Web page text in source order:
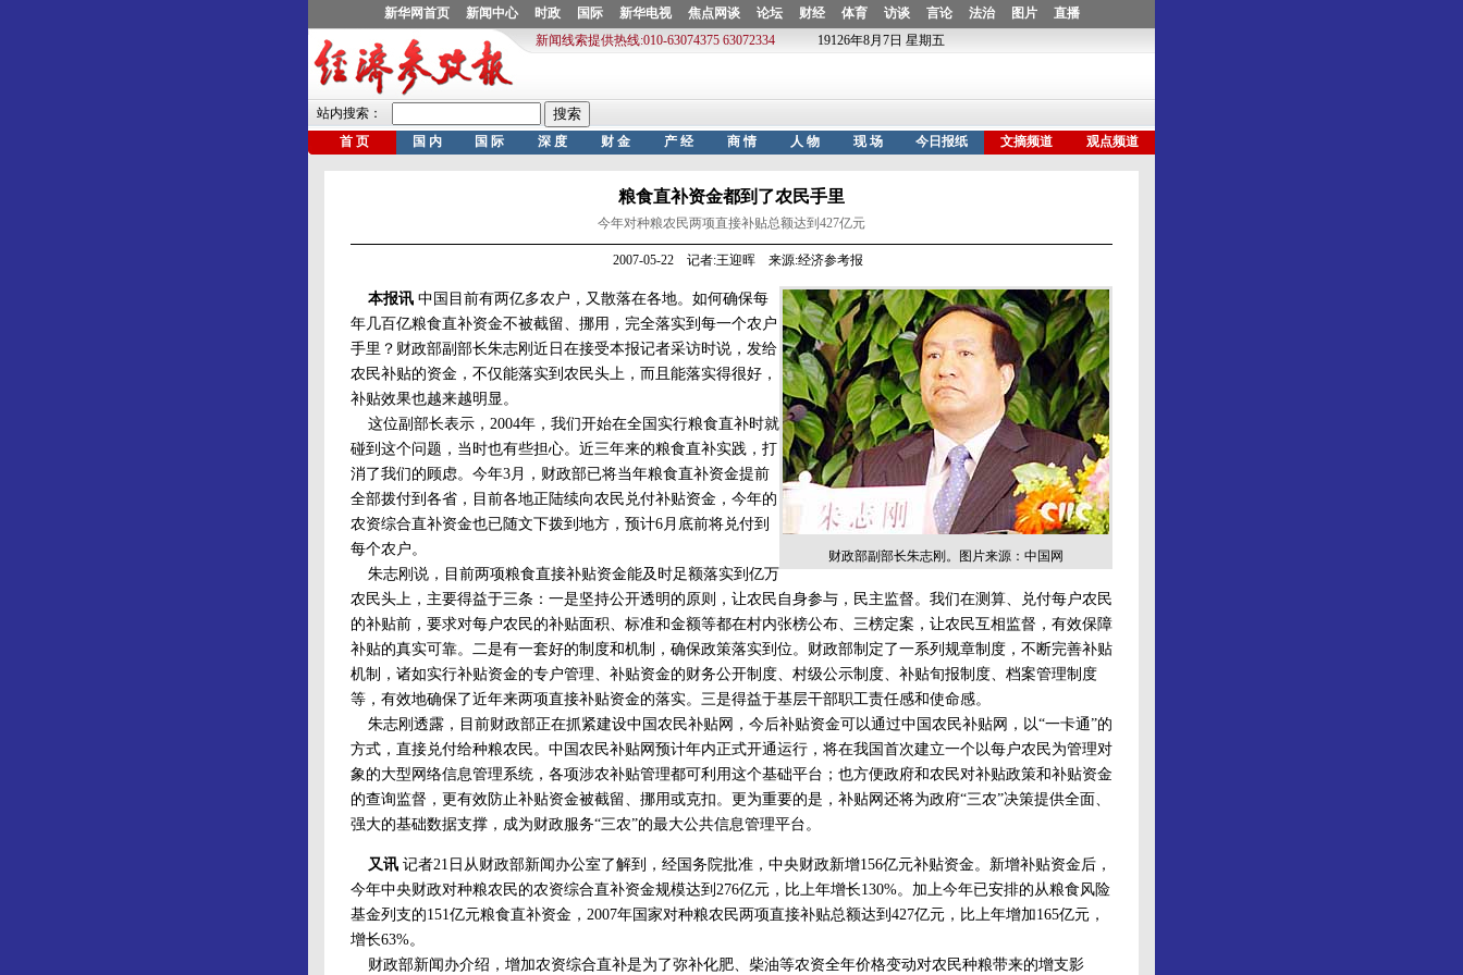
粮食直补资金都到了农民手里
今年对种粮农民两项直接补贴总额达到427亿元
2007-05-22 记者:王迎晖 来源:经济参考报
财政部副部长朱志刚。图片来源：中国网
本报讯 中国目前有两亿多农户，又散落在各地。如何确保每
年几百亿粮食直补资金不被截留、挪用，完全落实到每一个农户
手里？财政部副部长朱志刚近日在接受本报记者采访时说，发给
农民补贴的资金，不仅能落实到农民头上，而且能落实得很好，
补贴效果也越来越明显。
这位副部长表示，2004年，我们开始在全国实行粮食直补时就
碰到这个问题，当时也有些担心。近三年来的粮食直补实践，打
消了我们的顾虑。今年3月，财政部已将当年粮食直补资金提前
全部拨付到各省，目前各地正陆续向农民兑付补贴资金，今年的
农资综合直补资金也已随文下拨到地方，预计6月底前将兑付到
每个农户。
朱志刚说，目前两项粮食直接补贴资金能及时足额落实到亿万
农民头上，主要得益于三条：一是坚持公开透明的原则，让农民自身参与，民主监督。我们在测算、兑付每户农民
的补贴前，要求对每户农民的补贴面积、标准和金额等都在村内张榜公布、三榜定案，让农民互相监督，有效保障
补贴的真实可靠。二是有一套好的制度和机制，确保政策落实到位。财政部制定了一系列规章制度，不断完善补贴
机制，诸如实行补贴资金的专户管理、补贴资金的财务公开制度、村级公示制度、补贴旬报制度、档案管理制度
等，有效地确保了近年来两项直接补贴资金的落实。三是得益于基层干部职工责任感和使命感。
朱志刚透露，目前财政部正在抓紧建设中国农民补贴网，今后补贴资金可以通过中国农民补贴网，以“一卡通”的
方式，直接兑付给种粮农民。中国农民补贴网预计年内正式开通运行，将在我国首次建立一个以每户农民为管理对
象的大型网络信息管理系统，各项涉农补贴管理都可利用这个基础平台；也方便政府和农民对补贴政策和补贴资金
的查询监督，更有效防止补贴资金被截留、挪用或克扣。更为重要的是，补贴网还将为政府“三农”决策提供全面、
强大的基础数据支撑，成为财政服务“三农”的最大公共信息管理平台。
又讯 记者21日从财政部新闻办公室了解到，经国务院批准，中央财政新增156亿元补贴资金。新增补贴资金后，
今年中央财政对种粮农民的农资综合直补资金规模达到276亿元，比上年增长130%。加上今年已安排的从粮食风险
基金列支的151亿元粮食直补资金，2007年国家对种粮农民两项直接补贴总额达到427亿元，比上年增加165亿元，
增长63%。
财政部新闻办介绍，增加农资综合直补是为了弥补化肥、柴油等农资全年价格变动对农民种粮带来的增支影